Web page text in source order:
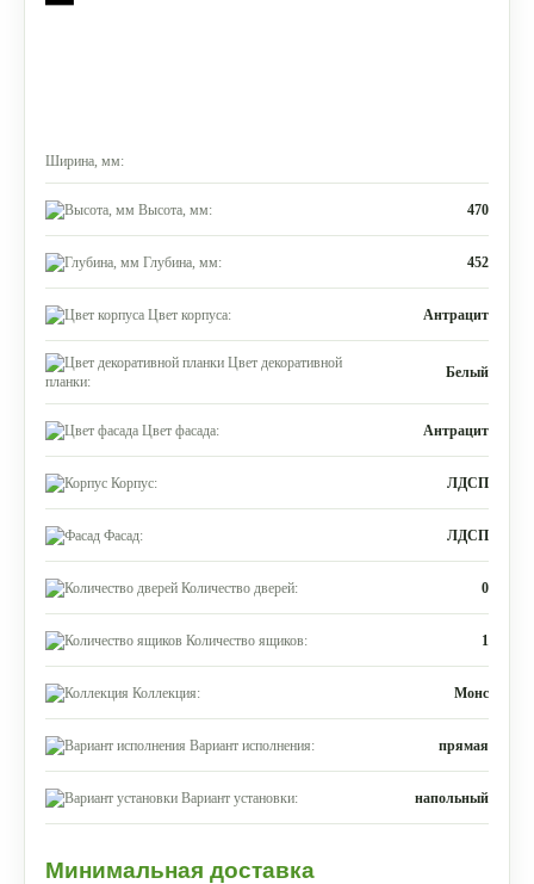
Ширина, мм:
Высота, мм: 470
Глубина, мм: 452
Цвет корпуса: Антрацит
Цвет декоративной
планки:
Белый
Цвет фасада: Антрацит
Корпус: ЛДСП
Фасад: ЛДСП
Количество дверей: 0
Количество ящиков: 1
Коллекция: Монс
Вариант исполнения: прямая
Вариант установки: напольный
Минимальная доставка